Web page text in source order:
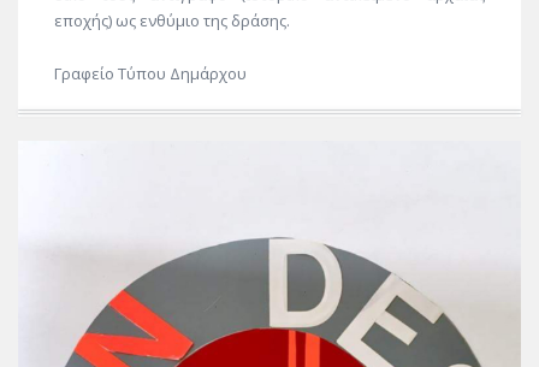
εποχής) ως ενθύμιο της δράσης.
Γραφείο Τύπου Δημάρχου